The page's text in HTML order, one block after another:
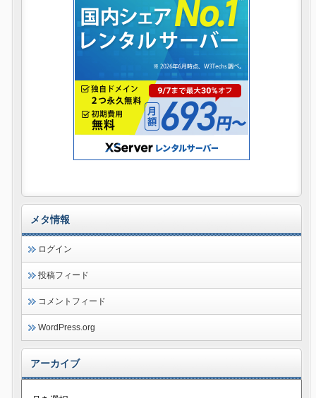
メタ情報
ログイン
投稿フィード
コメントフィード
WordPress.org
アーカイブ